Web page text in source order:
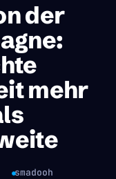
der
mehr
smadooh